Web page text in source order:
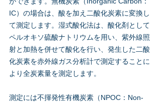
IC）の場合は、酸を加え二酸化炭素に変換し
て測定します。湿式酸化法は、酸化剤として
ペルオキソ硫酸ナトリウムを用い、紫外線照
射と加熱を併せて酸化を行い、発生した二酸
化炭素を赤外線ガス分析計で測定することに
より全炭素量を測定します。
測定には不揮発性有機炭素（NPOC：Non-